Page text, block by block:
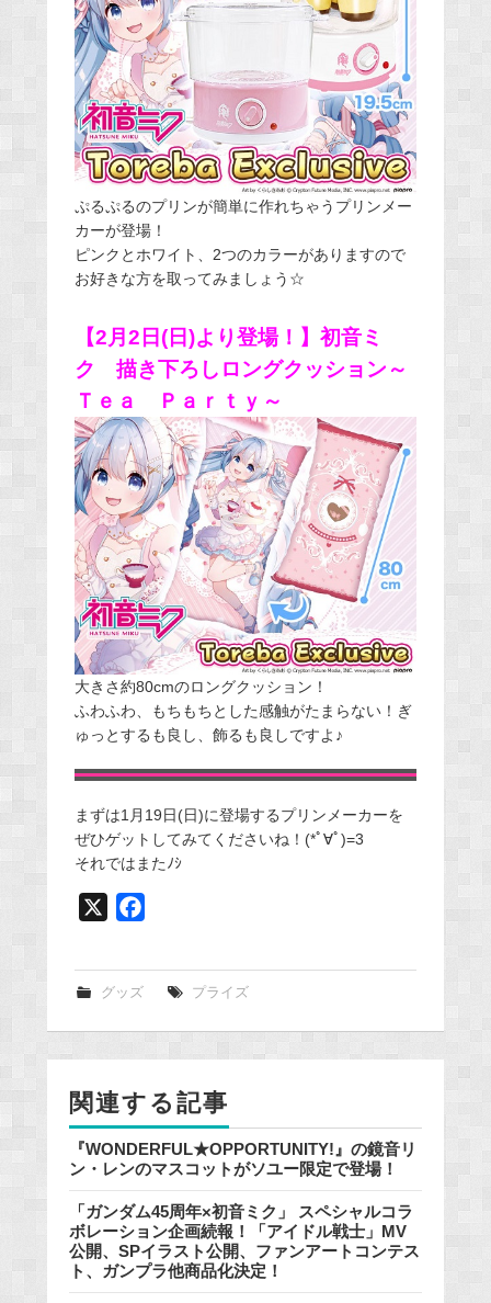
ぷるぷるのプリンが簡単に作れちゃうプリンメー
カーが登場！
ピンクとホワイト、2つのカラーがありますので
お好きな方を取ってみましょう☆
【2月2日(日)より登場！】初音ミ
ク 描き下ろしロングクッション～
Ｔｅａ Ｐａｒｔｙ～
大きさ約80cmのロングクッション！
ふわふわ、もちもちとした感触がたまらない！ぎ
ゅっとするも良し、飾るも良しですよ♪
まずは1月19日(日)に登場するプリンメーカーを
ぜひゲットしてみてくださいね！(*ﾟ∀ﾟ)=3
それではまたﾉｼ
k
グッズ プライズ
関連する記事
『WONDERFUL★OPPORTUNITY!』の鏡音リ
ン・レンのマスコットがソユー限定で登場！
「ガンダム45周年×初音ミク」 スペシャルコラ
ボレーション企画続報！「アイドル戦士」MV
公開、SPイラスト公開、ファンアートコンテス
ト、ガンプラ他商品化決定！